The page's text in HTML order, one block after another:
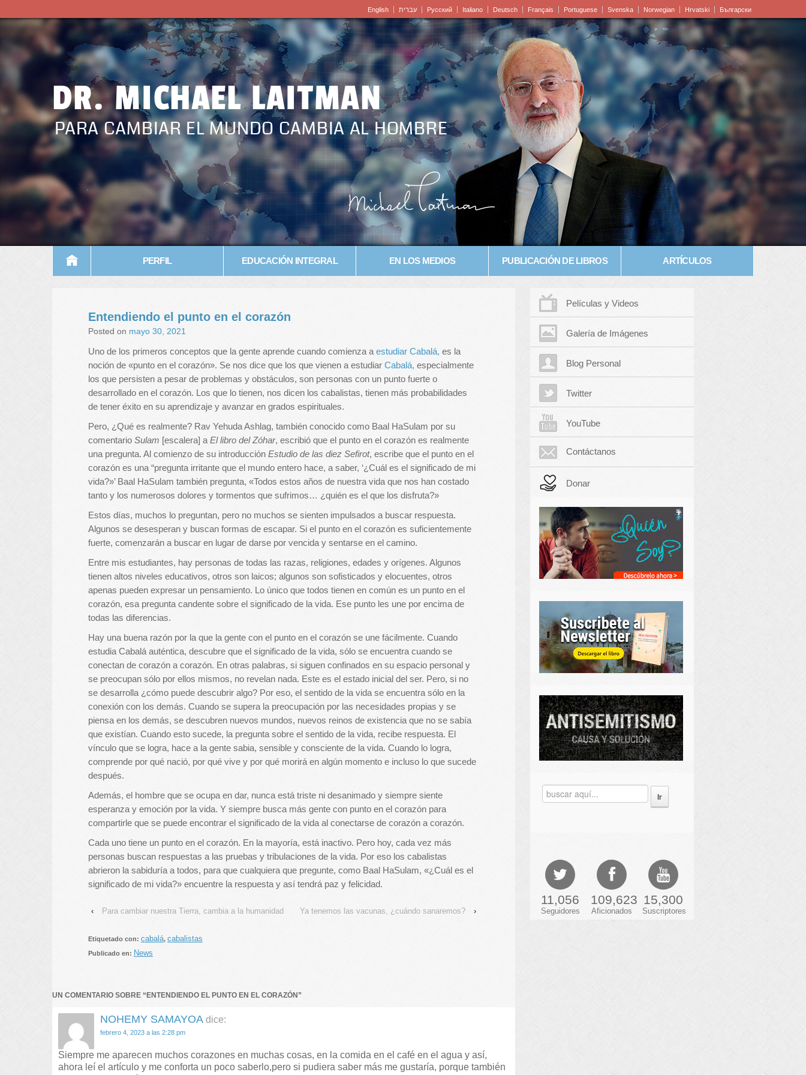
English עברית Pусский Italiano Deutsch Français Portuguese Svenska Norwegian Hrvatski Български
DR. MICHAEL LAITMAN
PARA CAMBIAR EL MUNDO CAMBIA AL HOMBRE
PERFIL EDUCACIÓN INTEGRAL EN LOS MEDIOS PUBLICACIÓN DE LIBROS ARTÍCULOS
Entendiendo el punto en el corazón
Posted on mayo 30, 2021
Uno de los primeros conceptos que la gente aprende cuando comienza a estudiar Cabalá, es la
noción de «punto en el corazón». Se nos dice que los que vienen a estudiar Cabalá, especialmente
los que persisten a pesar de problemas y obstáculos, son personas con un punto fuerte o
desarrollado en el corazón. Los que lo tienen, nos dicen los cabalistas, tienen más probabilidades
de tener éxito en su aprendizaje y avanzar en grados espirituales.
Pero, ¿Qué es realmente? Rav Yehuda Ashlag, también conocido como Baal HaSulam por su
comentario Sulam [escalera] a El libro del Zóhar, escribió que el punto en el corazón es realmente
una pregunta. Al comienzo de su introducción Estudio de las diez Sefirot, escribe que el punto en el
corazón es una “pregunta irritante que el mundo entero hace, a saber, ‘¿Cuál es el significado de mi
vida?»’ Baal HaSulam también pregunta, «Todos estos años de nuestra vida que nos han costado
tanto y los numerosos dolores y tormentos que sufrimos… ¿quién es el que los disfruta?»
Estos días, muchos lo preguntan, pero no muchos se sienten impulsados a buscar respuesta.
Algunos se desesperan y buscan formas de escapar. Si el punto en el corazón es suficientemente
fuerte, comenzarán a buscar en lugar de darse por vencida y sentarse en el camino.
Entre mis estudiantes, hay personas de todas las razas, religiones, edades y orígenes. Algunos
tienen altos niveles educativos, otros son laicos; algunos son sofisticados y elocuentes, otros
apenas pueden expresar un pensamiento. Lo único que todos tienen en común es un punto en el
corazón, esa pregunta candente sobre el significado de la vida. Ese punto les une por encima de
todas las diferencias.
Hay una buena razón por la que la gente con el punto en el corazón se une fácilmente. Cuando
estudia Cabalá auténtica, descubre que el significado de la vida, sólo se encuentra cuando se
conectan de corazón a corazón. En otras palabras, si siguen confinados en su espacio personal y
se preocupan sólo por ellos mismos, no revelan nada. Este es el estado inicial del ser. Pero, si no
se desarrolla ¿cómo puede descubrir algo? Por eso, el sentido de la vida se encuentra sólo en la
conexión con los demás. Cuando se supera la preocupación por las necesidades propias y se
piensa en los demás, se descubren nuevos mundos, nuevos reinos de existencia que no se sabía
que existían. Cuando esto sucede, la pregunta sobre el sentido de la vida, recibe respuesta. El
vínculo que se logra, hace a la gente sabia, sensible y consciente de la vida. Cuando lo logra,
comprende por qué nació, por qué vive y por qué morirá en algún momento e incluso lo que sucede
después.
Además, el hombre que se ocupa en dar, nunca está triste ni desanimado y siempre siente
esperanza y emoción por la vida. Y siempre busca más gente con punto en el corazón para
compartirle que se puede encontrar el significado de la vida al conectarse de corazón a corazón.
Cada uno tiene un punto en el corazón. En la mayoría, está inactivo. Pero hoy, cada vez más
personas buscan respuestas a las pruebas y tribulaciones de la vida. Por eso los cabalistas
abrieron la sabiduría a todos, para que cualquiera que pregunte, como Baal HaSulam, «¿Cuál es el
significado de mi vida?» encuentre la respuesta y así tendrá paz y felicidad.
‹ Para cambiar nuestra Tierra, cambia a la humanidad Ya tenemos las vacunas, ¿cuándo sanaremos? ›
Etiquetado con: cabalá, cabalistas
Publicado en: News
UN COMENTARIO SOBRE “ ENTENDIENDO EL PUNTO EN EL CORAZÓN ”
NOHEMY SAMAYOA dice:
febrero 4, 2023 a las 2:28 pm
Siempre me aparecen muchos corazones en muchas cosas, en la comida en el café en el agua y así,
ahora leí el artículo y me conforta un poco saberlo,pero si pudiera saber más me gustaría, porque también
Películas y Videos
Galería de Imágenes
Blog Personal
Twitter
YouTube
Contáctanos
Donar
11,056
Seguidores
109,623
Aficionados
15,300
Suscriptores